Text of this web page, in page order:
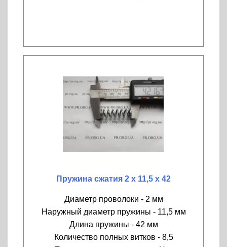
Пружина сжатия 2 х 11,5 х 42
Диаметр проволоки - 2 мм
Наружный диаметр пружины - 11,5 мм
Длина пружины - 42 мм
Количество полных витков - 8,5